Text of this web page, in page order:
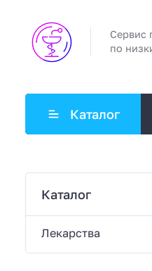
Сервис
по
Каталог
Каталог
Лекарства